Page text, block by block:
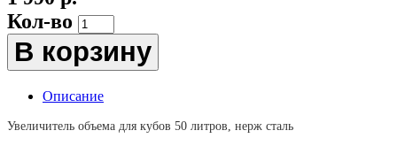
Кол-во
В корзину
Описание
Увеличитель объема для кубов 50 литров, нерж сталь